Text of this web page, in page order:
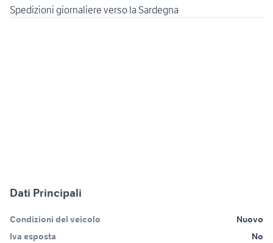
Spedizioni giornaliere verso la Sardegna
Dati Principali
Condizioni del veicolo
Nuovo
Iva esposta
No